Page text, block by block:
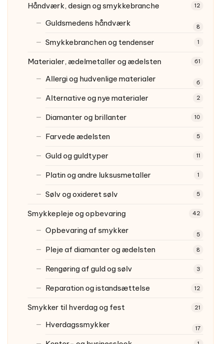
Håndværk, design og smykkebranche 12
Guldsmedens håndværk 8
Smykkebranchen og tendenser 1
Materialer, ædelmetaller og ædelsten 61
Allergi og hudvenlige materialer 6
Alternative og nye materialer 2
Diamanter og brillanter 10
Farvede ædelsten 5
Guld og guldtyper 11
Platin og andre luksusmetaller 1
Sølv og oxideret sølv 5
Smykkepleje og opbevaring 42
Opbevaring af smykker 5
Pleje af diamanter og ædelsten 8
Rengøring af guld og sølv 3
Reparation og istandsættelse 12
Smykker til hverdag og fest 21
Hverdagssmykker 17